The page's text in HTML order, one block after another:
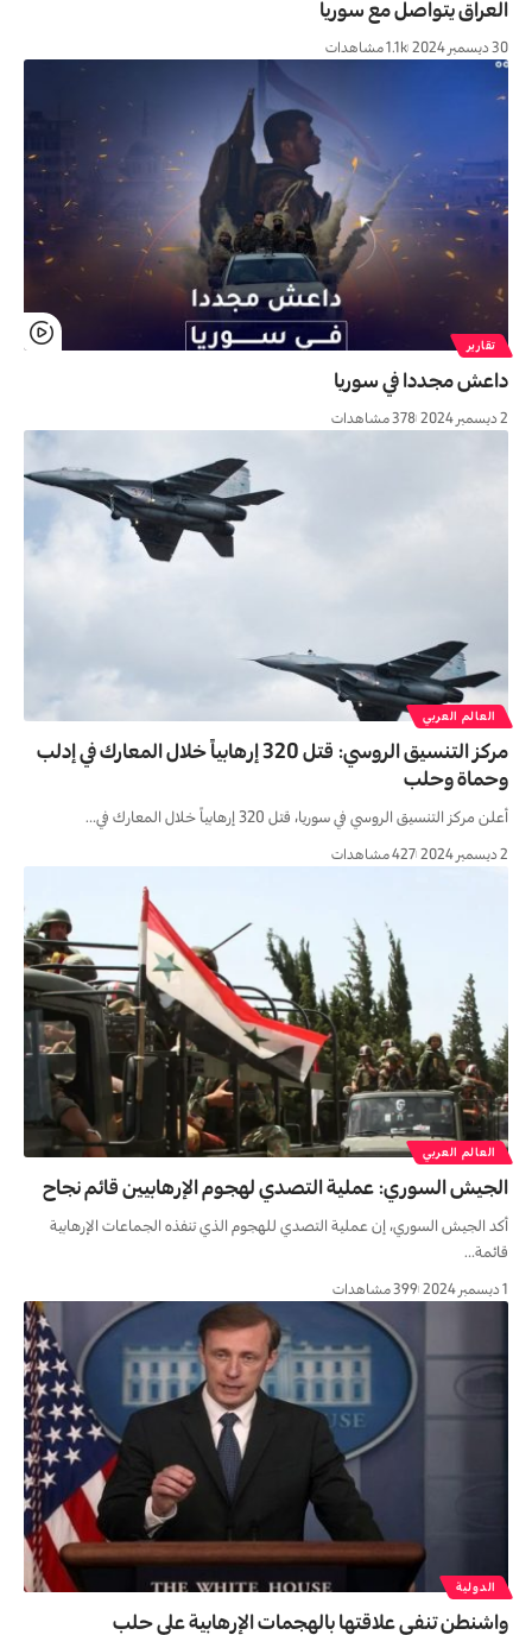
العراق یتواصل مع سوریا
30 ديسمبر 2024 1.1k مشاهدات
تقارير
داعش مجددا في سوریا
2 ديسمبر 2024 378 مشاهدات
العالم العربي
مركز التنسيق الروسي: قتل 320 إرهابياً خلال المعارك في إدلب
وحماة وحلب
أعلن مركز التنسيق الروسي في سوريا، قتل 320 إرهابياً خلال المعارك في…
2 ديسمبر 2024 427 مشاهدات
العالم العربي
الجيش السوري: عملية التصدي لهجوم الإرهابيين قائم نجاح
أكد الجيش السوري، إن عملية التصدي للهجوم الذي تنفذه الجماعات الإرهابية
قائمة…
1 ديسمبر 2024 399 مشاهدات
الدولية
واشنطن تنفي علاقتها بالهجمات الإرهابية على حلب